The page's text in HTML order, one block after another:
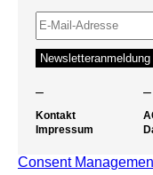
– –
Kontakt
Impressum
Consent